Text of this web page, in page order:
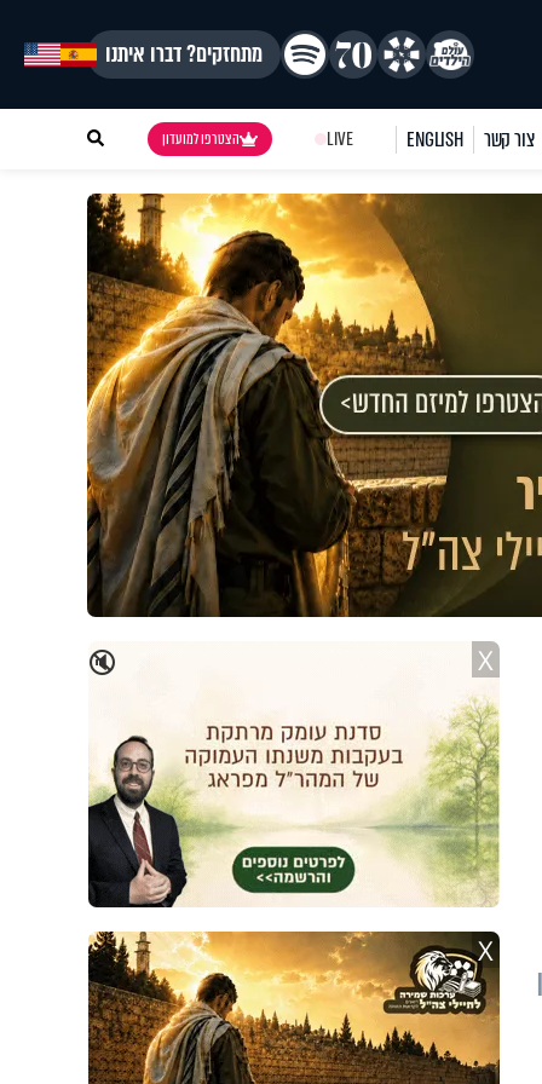
מתחזקים? דברו איתנו
צור קשר ENGLISH
LIVE הצטרפו למועדון
🔇 X
X